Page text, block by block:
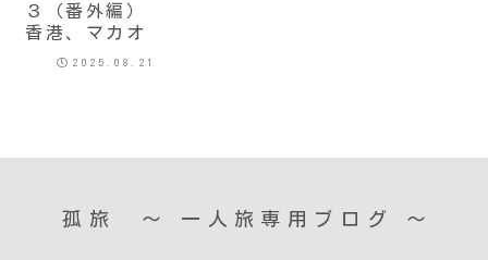
３（番外編）
香港、マカオ
2025.08.21
孤旅 〜 一人旅専用ブログ ～